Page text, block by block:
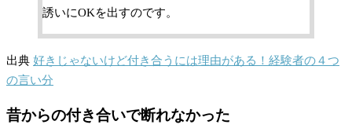
誘いにOKを出すのです。
出典 好きじゃないけど付き合うには理由がある！経験者の４つ
の言い分
昔からの付き合いで断れなかった